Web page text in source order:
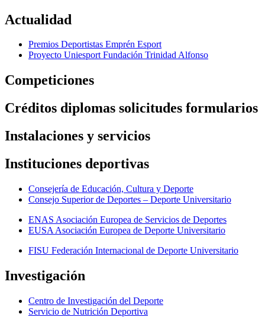
Actualidad
Premios Deportistas Emprén Esport
Proyecto Uniesport Fundación Trinidad Alfonso
Competiciones
Créditos diplomas solicitudes formularios
Instalaciones y servicios
Instituciones deportivas
Consejería de Educación, Cultura y Deporte
Consejo Superior de Deportes – Deporte Universitario
ENAS Asociación Europea de Servicios de Deportes
EUSA Asociación Europea de Deporte Universitario
FISU Federación Internacional de Deporte Universitario
Investigación
Centro de Investigación del Deporte
Servicio de Nutrición Deportiva